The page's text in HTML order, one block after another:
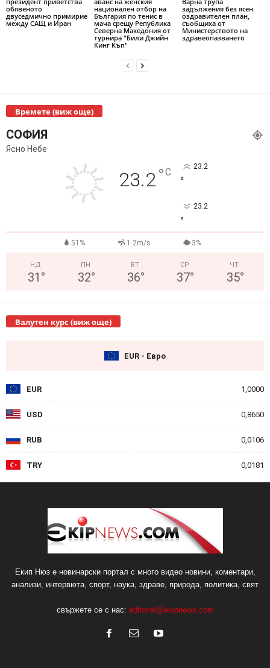
обявеното
двуседмично примирие
между САЩ и Иран
национален отбор на
България по тенис в
мача срещу Република
Северна Македония от
турнира "Били Джийн
Кинг Къп"
задължения без ясен
оздравителен план,
съобщиха от
Министерството на
здравеопазването
Времете (виж още)
СОФИЯ
Ясно Небе
23.2°C 23.2
°
23.2
°
51% 1.2m/s 3%
НД
31 °
ПН
32°
ВТ
36°
СР
37°
ЧТ
35°
Валутен курс (виж още)
EUR - Евро
EUR 1,0000
USD 0,8650
RUB 0,0106
TRY 0,0181
Екип Нюз е новинарски портал с много видео новини, коментари,
анализи, интервюта, спорт, наука, здраве, природа, политика, свят
свържете се с нас: editorial@ekipnews.com